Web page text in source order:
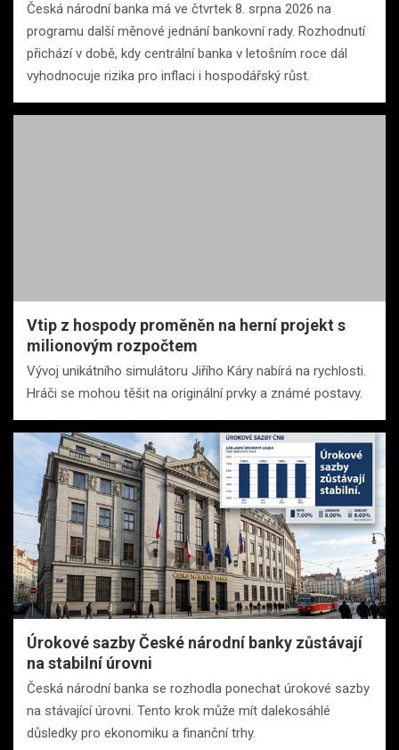
Česká národní banka má ve čtvrtek 8. srpna 2026 na
programu další měnové jednání bankovní rady. Rozhodnutí
přichází v době, kdy centrální banka v letošním roce dál
vyhodnocuje rizika pro inflaci i hospodářský růst.
Vtip z hospody proměněn na herní projekt s
milionovým rozpočtem
Vývoj unikátního simulátoru Jiřího Káry nabírá na rychlosti.
Hráči se mohou těšit na originální prvky a známé postavy.
Úrokové sazby České národní banky zůstávají
na stabilní úrovni
Česká národní banka se rozhodla ponechat úrokové sazby
na stávající úrovni. Tento krok může mít dalekosáhlé
důsledky pro ekonomiku a finanční trhy.